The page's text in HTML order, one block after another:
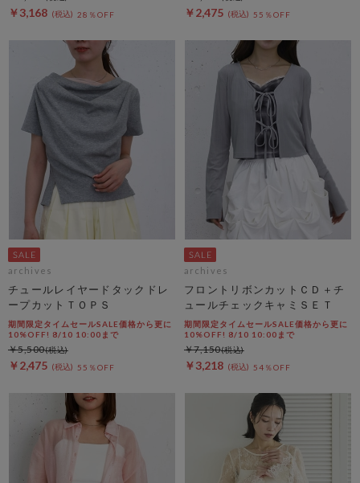
￥3,168 28％OFF ￥2,475 55％OFF
archives
チュールレイヤードタックドレ
ープカットＴＯＰＳ
期間限定タイムセールSALE価格から更に
10%OFF! 8/10 10:00まで
￥2,475 55％OFF
￥5,500
archives
フロントリボンカットＣＤ＋チ
ュールチェックキャミＳＥＴ
期間限定タイムセールSALE価格から更に
10%OFF! 8/10 10:00まで
￥3,218 54％OFF
￥7,150